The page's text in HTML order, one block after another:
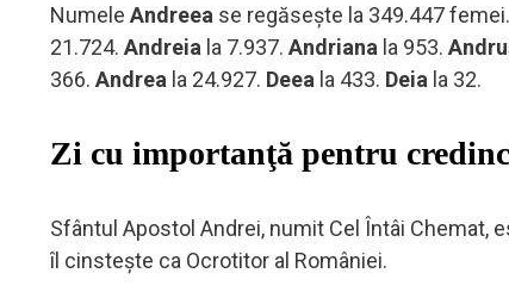
Numele Andreea se regăseşte la 349.447
21.724. Andreia la 7.937. Andriana la 953.
366. Andrea la 24.927. Deea la 433. Deia la 32.
Zi cu importanţă pentru
Sfântul Apostol Andrei, numit Cel Întâi Chemat,
îl cinsteşte ca Ocrotitor al României.